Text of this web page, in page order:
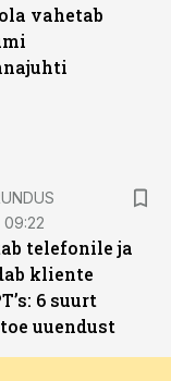
vahetab
09:22
telefonile ja
kliente
6 suurt
uuendust